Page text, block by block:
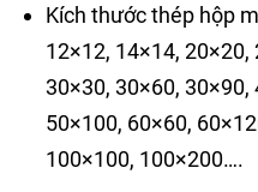
Kích thước thép hộp
12×12, 14×14,
30×30, 30×60,
50×100, 60×60,
100×100, 100×200….